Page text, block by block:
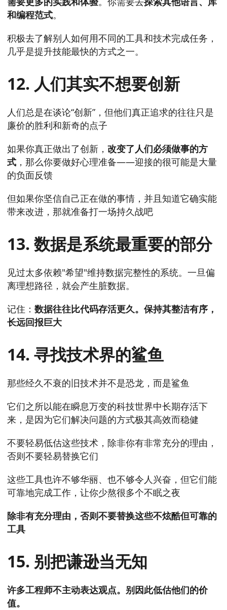
和编程范式。
积极去了解别人如何用不同的工具和技术完成任务，
几乎是提升技能最快的方式之一。
12. 人们其实不想要创新
人们总是在谈论“创新”，但他们真正追求的往往只是
廉价的胜利和新奇的点子
如果你真正做出了创新， 改变了人们必须做事的方
式 ，那么你要做好心理准备——迎接的很可能是大量
的负面反馈
但如果你坚信自己正在做的事情，并且知道它确实能
带来改进，那就准备打一场持久战吧
13. 数据是系统最重要的部分
见过太多依赖"希望"维持数据完整性的系统。一旦偏
离理想路径，就会产生脏数据。
记住： 数据往往比代码存活更久。保持其整洁有序，
长远回报巨大
14. 寻找技术界的鲨鱼
那些经久不衰的旧技术并不是恐龙，而是鲨鱼
它们之所以能在瞬息万变的科技世界中长期存活下
来，是因为它们解决问题的方式极其高效而稳健
不要轻易低估这些技术，除非你有非常充分的理由，
否则不要轻易替换它们
这些工具也许不够华丽、也不够令人兴奋，但它们能
可靠地完成工作，让你少熬很多个不眠之夜
除非有充分理由，否则不要替换这些不炫酷但可靠的
工具
15. 别把谦逊当无知
许多工程师不主动表达观点。别因此低估他们的价
值。